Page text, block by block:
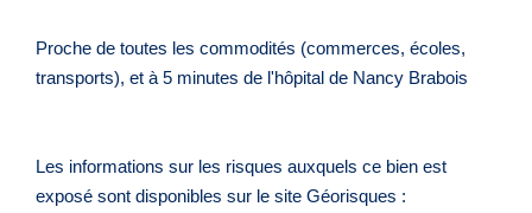
Proche de toutes les commodités (commerces, écoles,
transports), et à 5 minutes de l'hôpital de Nancy Brabois
Les informations sur les risques auxquels ce bien est
exposé sont disponibles sur le site Géorisques :